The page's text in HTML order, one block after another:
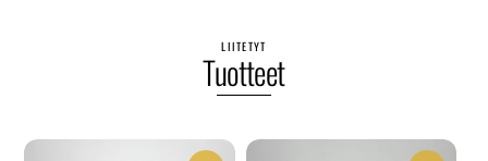
LIITETYT
Tuotteet